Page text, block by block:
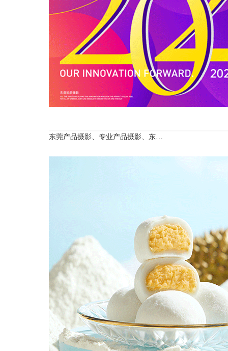
东莞产品摄影、专业产品摄影、东…